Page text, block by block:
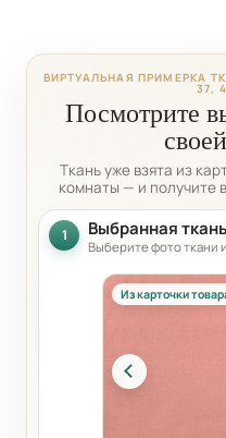
ВИРТУАЛЬНАЯ ПРИМЕРКА
37,
Посмотрите
Ткань уже взята из
комнаты — и получите
1 Выбранная ткань
Выберите фото ткани
Из карточки